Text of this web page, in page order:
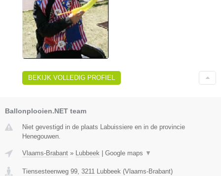
BEKIJK VOLLEDIG PROFIEL
Ballonplooien.NET team
Niet gevestigd in de plaats Labuissiere en in de provincie
Henegouwen.
Vlaams-Brabant » Lubbeek Google maps ▼
Tiensesteenweg 99, 3211 Lubbeek (Vlaams-Brabant)